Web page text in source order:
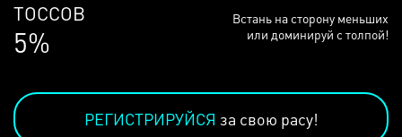
ЛЮДЕЙ
68%
Встань на сторону меньших
или доминируй с толпой!
РЕГИСТРИРУЙСЯ за свою расу!